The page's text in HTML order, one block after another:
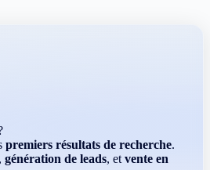
premiers résultats de recherche.
génération de leads, et vente en